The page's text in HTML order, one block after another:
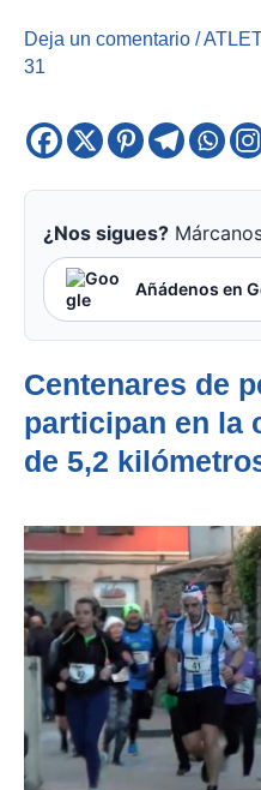
Deja un comentario /
31
¿Nos sigues?
Añádenos en
Centenares de
participan en la
de 5,2